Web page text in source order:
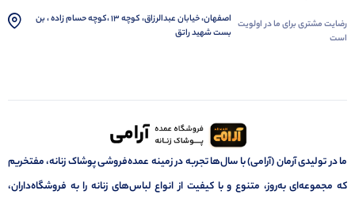
رضایت مشتری برای ما در اولویت
است
اصفهان، خیابان عبدالرزاق، کوچه 13 ،کوچه حسام زاده ، بن
بست شهید راتق
ما در تولیدی آرمان (آرامی) با سال‌ها تجربه در زمینه عمده‌فروشی پوشاک زنانه، مفتخریم
که مجموعه‌ای به‌روز، متنوع و با کیفیت از انواع لباس‌های زنانه را به فروشگاه‌داران،